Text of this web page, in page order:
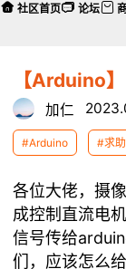
【Arduino】
加仁
#Arduino #求助
各位大佬，摄
成控制直流电
信号传给
们，应该怎么
社区首页 论坛